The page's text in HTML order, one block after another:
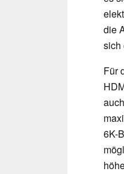
die
sich
Für
6K-